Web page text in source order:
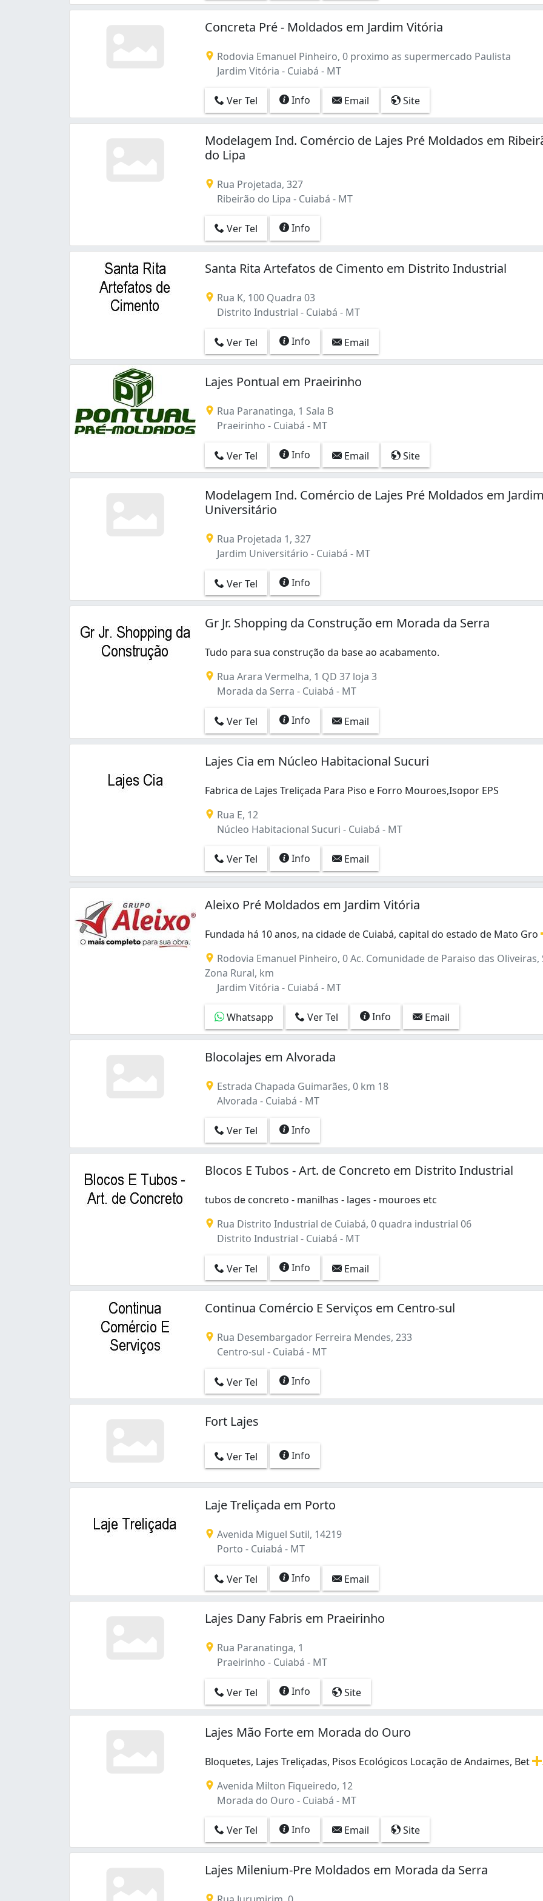
Pico do Amor (1)
Concreta Pré - Moldados em Jardim Vitória
Rodovia Emanuel Pinheiro, 0 proximo as supermercado Paulista
Jardim Vitória - Cuiabá - MT
Ver Tel Info Email Site
Modelagem Ind. Comércio de Lajes Pré Moldados em
do Lipa
Rua Projetada, 327
Ribeirão do Lipa - Cuiabá - MT
Ver Tel Info
Santa Rita Artefatos de Cimento em Distrito Industrial
Rua K, 100 Quadra 03
Distrito Industrial - Cuiabá - MT
Ver Tel Info Email
Lajes Pontual em Praeirinho
Rua Paranatinga, 1 Sala B
Praeirinho - Cuiabá - MT
Ver Tel Info Email Site
Modelagem Ind. Comércio de Lajes Pré Moldados em
Universitário
Rua Projetada 1, 327
Jardim Universitário - Cuiabá - MT
Ver Tel Info
Gr Jr. Shopping da Construção em Morada da Serra
Tudo para sua construção da base ao acabamento.
Rua Arara Vermelha, 1 QD 37 loja 3
Morada da Serra - Cuiabá - MT
Ver Tel Info Email
Lajes Cia em Núcleo Habitacional Sucuri
Fabrica de Lajes Treliçada Para Piso e Forro Mouroes,Isopor EPS
Rua E, 12
Núcleo Habitacional Sucuri - Cuiabá - MT
Ver Tel Info Email
Aleixo Pré Moldados em Jardim Vitória
Fundada há 10 anos, na cidade de Cuiabá, capital do estado de Mato Gro
Rodovia Emanuel Pinheiro, 0 Ac. Comunidade de Paraiso das Oliveiras,
Zona Rural, km
Jardim Vitória - Cuiabá - MT
Whatsapp Ver Tel Info Email
Blocolajes em Alvorada
Estrada Chapada Guimarães, 0 km 18
Alvorada - Cuiabá - MT
Ver Tel Info
Blocos E Tubos - Art. de Concreto em Distrito Industrial
tubos de concreto - manilhas - lages - mouroes etc
Rua Distrito Industrial de Cuiabá, 0 quadra industrial 06
Distrito Industrial - Cuiabá - MT
Ver Tel Info Email
Continua Comércio E Serviços em Centro-sul
Rua Desembargador Ferreira Mendes, 233
Centro-sul - Cuiabá - MT
Ver Tel Info
Fort Lajes
Ver Tel Info
Laje Treliçada em Porto
Avenida Miguel Sutil, 14219
Porto - Cuiabá - MT
Ver Tel Info Email
Lajes Dany Fabris em Praeirinho
Rua Paranatinga, 1
Praeirinho - Cuiabá - MT
Ver Tel Info Site
Lajes Mão Forte em Morada do Ouro
Bloquetes, Lajes Treliçadas, Pisos Ecológicos Locação de Andaimes, Bet
Avenida Milton Fiqueiredo, 12
Morada do Ouro - Cuiabá - MT
Ver Tel Info Email Site
Lajes Milenium-Pre Moldados em Morada da Serra